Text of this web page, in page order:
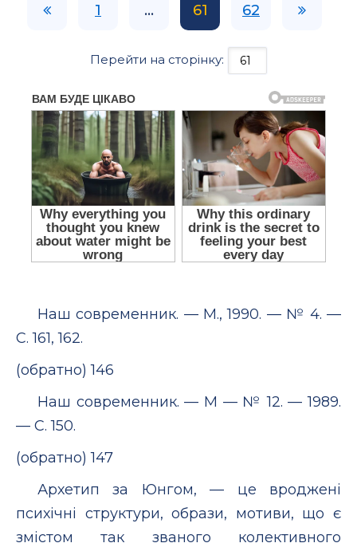
1 ... 61 62
Перейти на сторінку:
Наш современник. — М., 1990. — № 4. —
С. 161, 162.
(обратно) 146
Наш современник. — М — № 12. — 1989.
— С. 150.
(обратно) 147
Архетип за Юнгом, — це вроджені
психічні структури, образи, мотиви, що є
змістом так званого колективного